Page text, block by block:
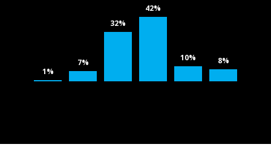
1%
7%
32%
42%
10% 8%